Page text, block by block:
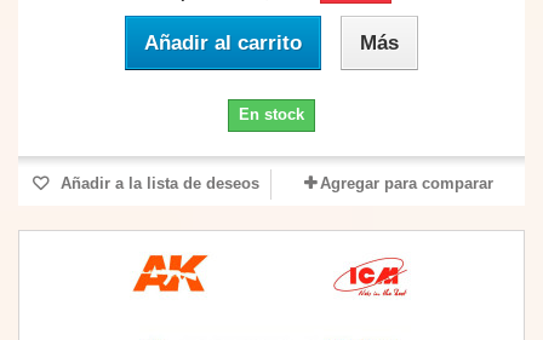
Añadir al carrito Más
En stock
Añadir a la lista de deseos Agregar para comparar